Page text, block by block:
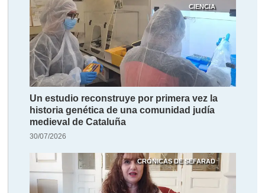
CIENCIA
Un estudio reconstruye por primera vez la
historia genética de una comunidad judía
medieval de Cataluña
30/07/2026
CRÓNICAS DE SEFARAD